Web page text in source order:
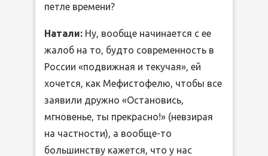
петле времени?
Натали: Ну, вообще начинается с ее
жалоб на то, будто современность в
России «подвижная и текучая», ей
хочется, как Мефистофелю, чтобы все
заявили дружно «Остановись,
мгновенье, ты прекрасно!» (невзирая
на частности), а вообще-то
большинству кажется, что у нас